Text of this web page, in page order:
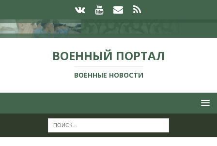
ВОЕННЫЙ ПОРТАЛ
ВОЕННЫЕ НОВОСТИ